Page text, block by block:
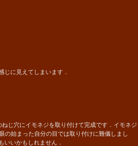
に見えてしまいます．
じ穴にイモネジを取り付けて完成です．イモネジ
の始まった自分の目では取り付けに難儀しまし
いいかもしれません．